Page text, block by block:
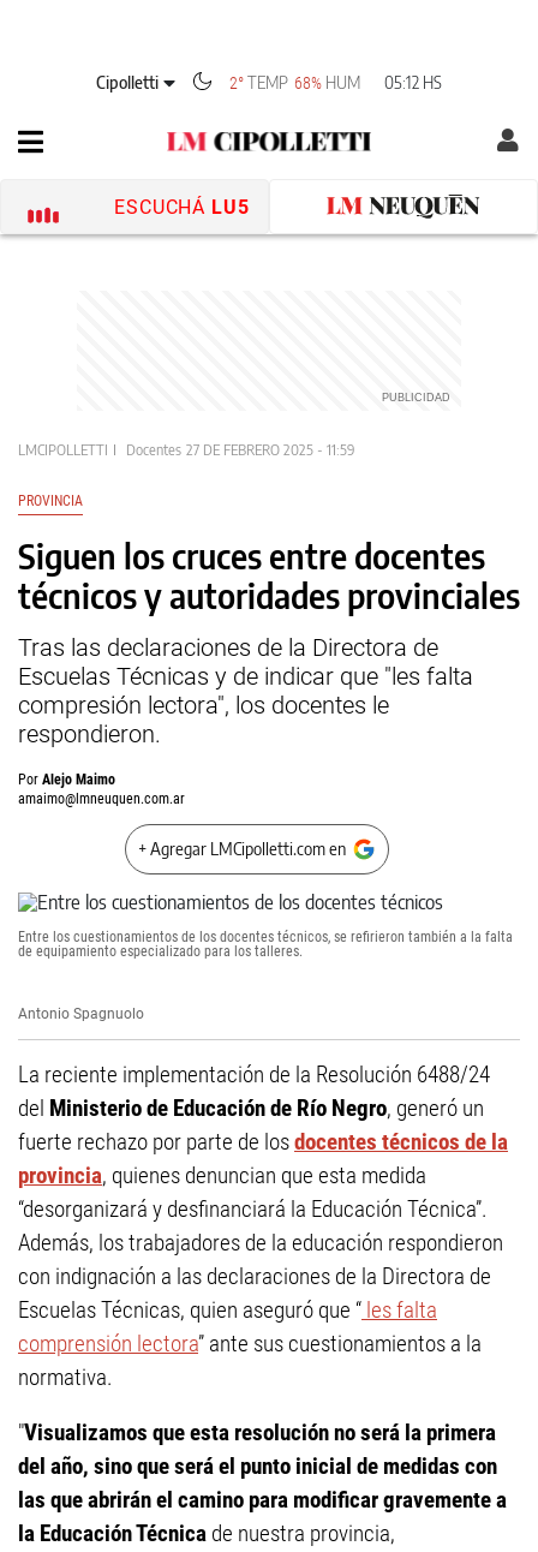
Cipolletti 2°TEMP 68% HUM 05:12 HS
ESCUCHÁ LU5
LMCIPOLLETTI Docentes 27 DE FEBRERO 2025 - 11:59
PROVINCIA
Siguen los cruces entre docentes
técnicos y autoridades provinciales
Tras las declaraciones de la Directora de
Escuelas Técnicas y de indicar que "les falta
compresión lectora", los docentes le
respondieron.
Por Alejo Maimo
amaimo@lmneuquen.com.ar
+ Agregar LMCipolletti.com en
Entre los cuestionamientos de los docentes técnicos, se refirieron también a la falta
de equipamiento especializado para los talleres.
Antonio Spagnuolo
La reciente implementación de la Resolución 6488/24
del Ministerio de Educación de Río Negro, generó un
fuerte rechazo por parte de losdocentes técnicos de la
provincia, quienes denuncian que esta medida
“desorganizará y desfinanciará la Educación Técnica”.
Además, los trabajadores de la educación respondieron
con indignación a las declaraciones de la Directora de
Escuelas Técnicas, quien aseguró que “ les falta
comprensión lectora” ante sus cuestionamientos a la
normativa.
"Visualizamos que esta resolución no será la primera
del año, sino que será el punto inicial de medidas con
las que abrirán el camino para modificar gravemente a
la Educación Técnica de nuestra provincia,